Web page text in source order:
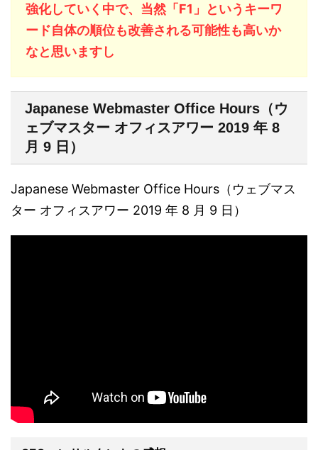
強化していく中で、当然「F1」というキーワ
ード自体の順位も改善される可能性も高いか
なと思いますし
Japanese Webmaster Office Hours（ウ
ェブマスター オフィスアワー 2019 年 8
月 9 日）
Japanese Webmaster Office Hours（ウェブマス
ター オフィスアワー 2019 年 8 月 9 日）